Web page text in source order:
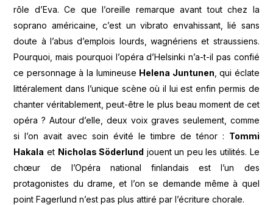
rôle d’Eva. Ce que l’oreille remarque avant tout chez la
soprano américaine, c’est un vibrato envahissant, lié sans
doute à l’abus d’emplois lourds, wagnériens et straussiens.
Pourquoi, mais pourquoi l’opéra d’Helsinki n’a-t-il pas confié
ce personnage à la lumineuse Helena Juntunen, qui éclate
littéralement dans l’unique scène où il lui est enfin permis de
chanter véritablement, peut-être le plus beau moment de cet
opéra ? Autour d’elle, deux voix graves seulement, comme
si l’on avait avec soin évité le timbre de ténor : Tommi
Hakala et Nicholas Söderlund jouent un peu les utilités. Le
chœur de l’Opéra national finlandais est l’un des
protagonistes du drame, et l’on se demande même à quel
point Fagerlund n’est pas plus attiré par l’écriture chorale.